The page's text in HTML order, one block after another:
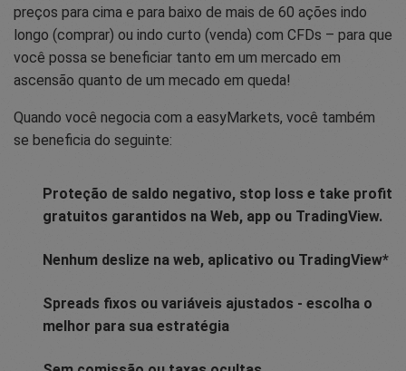
preços para cima e para baixo de mais de 60 ações indo
longo (comprar) ou indo curto (venda) com CFDs – para que
você possa se beneficiar tanto em um mercado em
ascensão quanto de um mecado em queda!
Quando você negocia com a easyMarkets, você também
se beneficia do seguinte:
Proteção de saldo negativo, stop loss e take profit
gratuitos garantidos na Web, app ou TradingView.
Nenhum deslize na web, aplicativo ou TradingView*
Spreads fixos ou variáveis ajustados - escolha o
melhor para sua estratégia